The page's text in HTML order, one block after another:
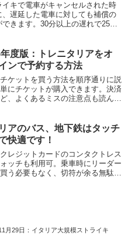
イキで電車がキャンセルされた時
、遅延した電車に対しても補償の
できます。30分以上の遅れで25〜
ましょう。返金請求の方法を詳
説します。
度版：トレニタリアをオ
ンで予約する方法
ケットを買う方法を順序通りに説
にチケットが購入できます。決済
、よくあるミスの注意点も読んで
アのバス、地下鉄はタッチ
快適です！
レジットカードのコンタクトレス
ッチも利用可。乗車時にリーダー
う必要もなく、切符が余る無駄も
月29日：イタリア大規模ストライキ